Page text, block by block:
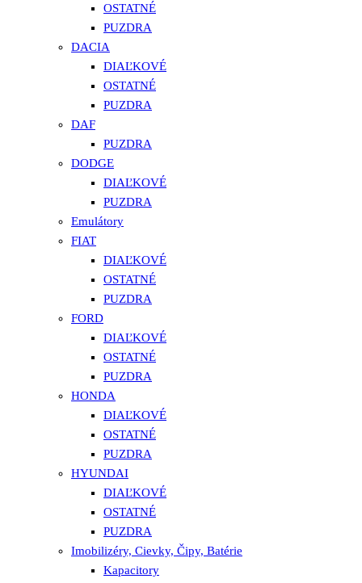
OSTATNÉ
PUZDRA
DACIA
DIAĽKOVÉ
OSTATNÉ
PUZDRA
DAF
PUZDRA
DODGE
DIAĽKOVÉ
PUZDRA
Emulátory
FIAT
DIAĽKOVÉ
OSTATNÉ
PUZDRA
FORD
DIAĽKOVÉ
OSTATNÉ
PUZDRA
HONDA
DIAĽKOVÉ
OSTATNÉ
PUZDRA
HYUNDAI
DIAĽKOVÉ
OSTATNÉ
PUZDRA
Imobilizéry, Cievky, Čipy, Batérie
Kapacitory